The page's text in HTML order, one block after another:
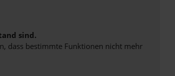
sind.
dass bestimmte Funktionen nicht mehr